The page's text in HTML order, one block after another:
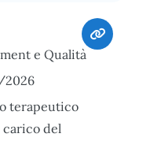
e Qualità
terapeutico
carico del